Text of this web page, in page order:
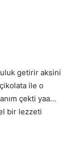
getirir aksini
ile o
çekti yaa…
bir lezzeti